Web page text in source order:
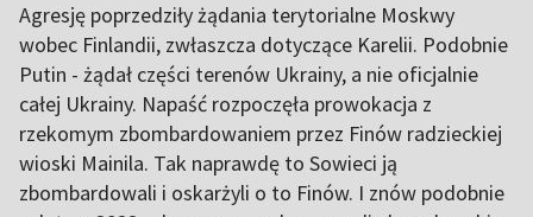
Agresję poprzedziły żądania terytorialne Moskwy
wobec Finlandii, zwłaszcza dotyczące Karelii. Podobnie
Putin - żądał części terenów Ukrainy, a nie oficjalnie
całej Ukrainy. Napaść rozpoczęła prowokacja z
rzekomym zbombardowaniem przez Finów radzieckiej
wioski Mainila. Tak naprawdę to Sowieci ją
zbombardowali i oskarżyli o to Finów. I znów podobnie